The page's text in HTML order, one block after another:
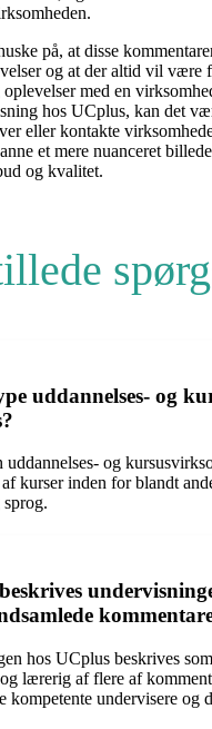
på, at disse
og at der altid vil være
med en
hos UCplus, kan det
eller kontakte
et mere nuanceret
og kvalitet.
uddannelses- og
uddannelses- og
kurser inden for blandt
hos UCplus beskrives
lærerig af flere af
kompetente undervisere og